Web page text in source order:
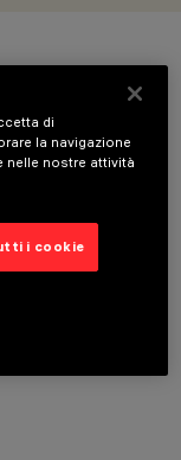
di
la navigazione
nelle nostre attività
i cookie